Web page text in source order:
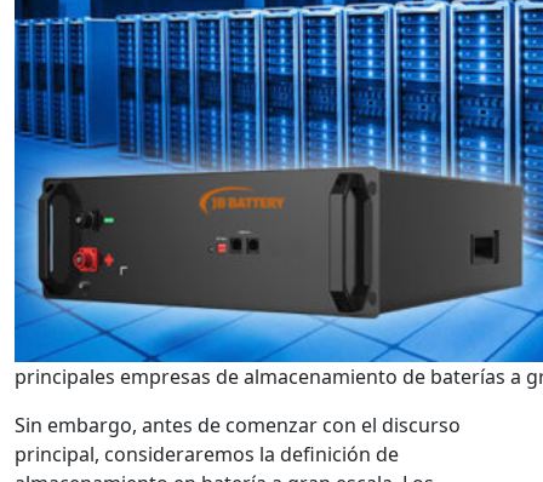
principales empresas de almacenamiento de baterías a
Sin embargo, antes de comenzar con el discurso
principal, consideraremos la definición de